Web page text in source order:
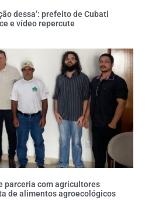
dessa’: prefeito de Cubati
e vídeo repercute
parceria com agricultores
de alimentos agroecológicos